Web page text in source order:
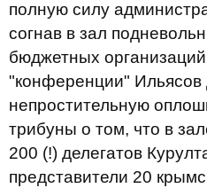
полную силу
согнав в зал
бюджетных
"конференции" Ильясов
непростительную
трибуны о том, что в
200 (!) делегатов
представители 20